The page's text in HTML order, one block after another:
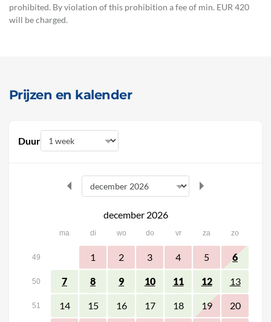
prohibited. By violation of this prohibition a fee of min. EUR 420
will be charged.
Prijzen en kalender
Duur
december 2026
ma di wo do vr za zo
49 1 2 3 4 5 6
50 7 8 9 10 11 12 13
51 14 15 16 17 18 19 20